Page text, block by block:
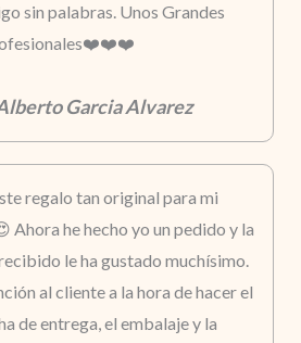
sin palabras. Unos Grandes
Garcia Alvarez
regalo tan original para mi
Ahora he hecho yo un pedido y la
le ha gustado muchísimo.
al cliente a la hora de hacer el
de entrega, el embalaje y la